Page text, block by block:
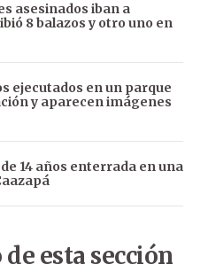
asesinados iban a
8 balazos y otro uno en
ejecutados en un parque
y aparecen imágenes
14 años enterrada en una
esta sección